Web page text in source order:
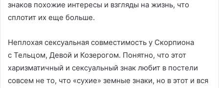
знаков похожие интересы и взгляды на жизнь, что
сплотит их еще больше.
Неплохая сексуальная совместимость у Скорпиона
с Тельцом, Девой и Козерогом. Понятно, что этот
харизматичный и сексуальный знак любит в постели
совсем не то, что «сухие» земные знаки, но в этот и вся